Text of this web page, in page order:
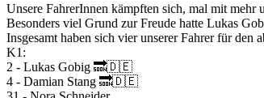
Unsere FahrerInnen kämpften sich, mal mit
Besonders viel Grund zur Freude hatte Lukas
Insgesamt haben sich vier unserer Fahrer für
K1:
2 - Lukas Gobig 🔜🇩🇪
4 - Damian Stang 🔜🇩🇪